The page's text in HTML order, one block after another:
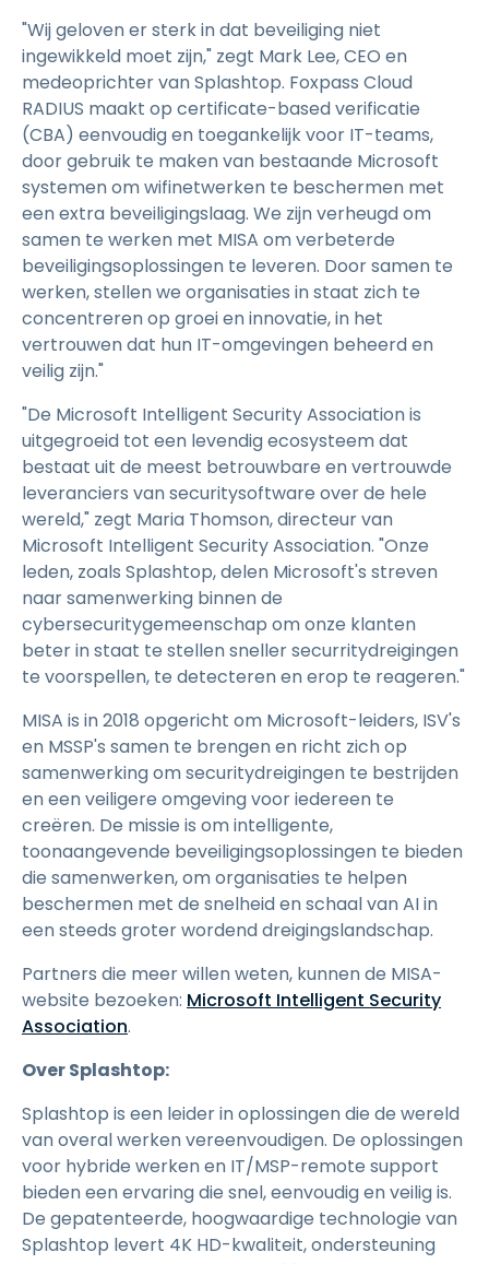
"Wij geloven er sterk in dat beveiliging niet
ingewikkeld moet zijn," zegt Mark Lee, CEO en
medeoprichter van Splashtop. Foxpass Cloud
RADIUS maakt op certificate-based verificatie
(CBA) eenvoudig en toegankelijk voor IT-teams,
door gebruik te maken van bestaande Microsoft
systemen om wifinetwerken te beschermen met
een extra beveiligingslaag. We zijn verheugd om
samen te werken met MISA om verbeterde
beveiligingsoplossingen te leveren. Door samen te
werken, stellen we organisaties in staat zich te
concentreren op groei en innovatie, in het
vertrouwen dat hun IT-omgevingen beheerd en
veilig zijn."
"De Microsoft Intelligent Security Association is
uitgegroeid tot een levendig ecosysteem dat
bestaat uit de meest betrouwbare en vertrouwde
leveranciers van securitysoftware over de hele
wereld," zegt Maria Thomson, directeur van
Microsoft Intelligent Security Association. "Onze
leden, zoals Splashtop, delen Microsoft's streven
naar samenwerking binnen de
cybersecuritygemeenschap om onze klanten
beter in staat te stellen sneller securritydreigingen
te voorspellen, te detecteren en erop te reageren."
MISA is in 2018 opgericht om Microsoft-leiders, ISV's
en MSSP's samen te brengen en richt zich op
samenwerking om securitydreigingen te bestrijden
en een veiligere omgeving voor iedereen te
creëren. De missie is om intelligente,
toonaangevende beveiligingsoplossingen te bieden
die samenwerken, om organisaties te helpen
beschermen met de snelheid en schaal van AI in
een steeds groter wordend dreigingslandschap.
Partners die meer willen weten, kunnen de MISA-
website bezoeken: Microsoft Intelligent Security
Association.
Over Splashtop:
Splashtop is een leider in oplossingen die de wereld
van overal werken vereenvoudigen. De oplossingen
voor hybride werken en IT/MSP-remote support
bieden een ervaring die snel, eenvoudig en veilig is.
De gepatenteerde, hoogwaardige technologie van
Splashtop levert 4K HD-kwaliteit, ondersteuning